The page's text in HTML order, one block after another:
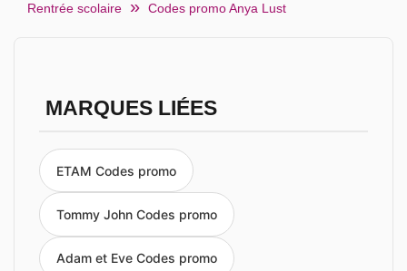
Rentrée scolaire
Codes promo Anya Lust
MARQUES LIÉES
ETAM Codes promo
Tommy John Codes promo
Adam et Eve Codes promo